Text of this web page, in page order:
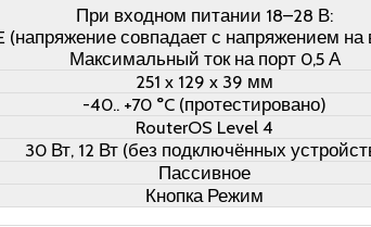
При входном питании 18–28 В:
(напряжение совпадает с напряжением на
Максимальный ток на порт 0,5 А
251 x 129 x 39 мм
-40.. +70 °C (протестировано)
RouterOS Level 4
30 Вт, 12 Вт (без подключённых
Пассивное
Кнопка Режим